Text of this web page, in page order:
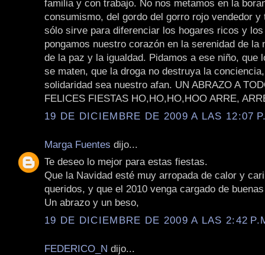
familia y con trabajo. No nos metamos en la
consumismo, del gordo del gorro rojo vendedor y
sólo sirve para diferenciar los hogares ricos y
pongamos nuestro corazón en la serenidad de la
de la paz y la igualdad. Pidamos a ese niño, que
se maten, que la droga no destruya la
solidaridad sea nuestro afan. UN ABRAZO A
FELICES FIESTAS HO,HO,HO,HOO ARRE,
19 DE DICIEMBRE DE 2009 A LAS 12:07
Marga Fuentes dijo...
Te deseo lo mejor para estas fiestas.
Que la Navidad esté muy arropada de calor y
queridos, y que el 2010 venga cargado de
Un abrazo y un beso,
19 DE DICIEMBRE DE 2009 A LAS 2:42
FEDERICO_N dijo...